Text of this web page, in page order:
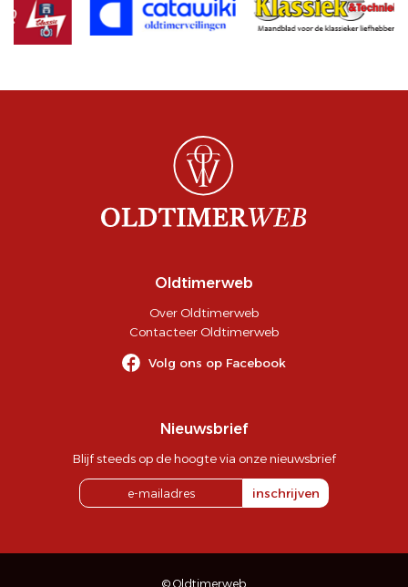
Oldtimerweb
Over Oldtimerweb
Contacteer Oldtimerweb
Volg ons op Facebook
Nieuwsbrief
Blijf steeds op de hoogte via onze nieuwsbrief
inschrijven
© Oldtimerweb